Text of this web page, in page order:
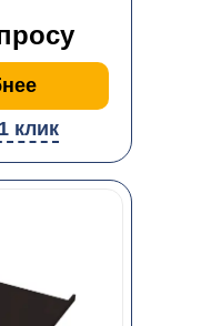
клик